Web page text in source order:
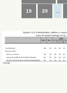
19 20